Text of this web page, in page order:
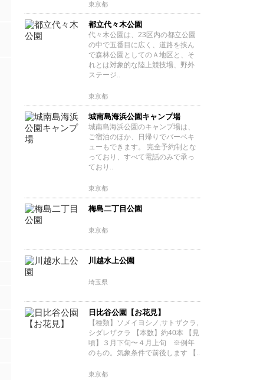
東京都
都立代々木公園
代々木公園は、23区内の都立公園
の中で五番目に広く、道路を挟ん
で森林公園としてのＡ地区と、そ
れとは対象的な陸上競技場、野外
ステージ..
東京都
城南島海浜公園キャンプ場
城南島海浜公園のキャンプ場は、
ご宿泊のほか、日帰りでバーベキ
ューもできます。 完全予約制とな
っており、すべて電話のみで承っ
ており..
東京都
梅島二丁目公園
東京都
川越水上公園
埼玉県
日比谷公園【お花見】
【種類】ソメイヨシノ,サトザクラ,
シダレザクラ 【本数】約40本 【見
頃】３月下旬〜４月上旬 ※例年
のもの。気象条件で前後します 【..
東京都